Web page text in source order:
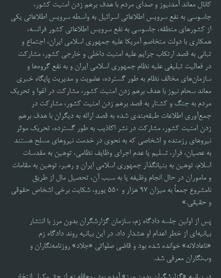
کانال معاند آمدنیوز و صدای مردم با هدف برهم زدن امنیت کشور،
جاسوسی به نفع سرویس اطلاعاتی اسرائیل به واسطه سرویس اطلاعاتی یکی
از کشورهای منطقه، جاسوسی به نفع سرویس اطلاعاتی کشور فرانسه،
همکاری با دولت متخاصم آمریکا علیه جمهوری اسلامی ایران، اجتماع و
تبانی به قصد ارتکاب جرایم علیه امنیت داخلی و خارجی کشور، مشارکت
در فعالیت تبلیغی علیه نظام جمهوری اسلامی ایران و به نفع گروه‌ها و
سازمان‌های مخالف نظام به طور گسترده، عضویت و مدیریت پایگاه خبری
معاند سحام نیوز با هدف برهم زدن امنیت کشور، مشارکت در اغوا و تحریک
مردم به جنگ و کشتار به قصد برهم زدن امنیت کشور، مشارکت در
جمع‌آوری اطلاعات طبقه‌بندی شده به قصد ارائه به دیگران با هدف برهم
زدن امنیت کشور، مشارکت در نشر اکاذیب به طور گسترده، تحریک موثر
نیروهای رزمنده و اشخاصی که به نحوی در خدمت نیروهای مسلح هستند
به عصیان، فرار، تسلیم یا عدم اجرای وظایف نظامی، توهین به مقدسات
اسلام، توهین به بنیانگذار جمهوری اسلامی ایران و رهبر، توهین به مقامات
و ماموران در حال انجام وظیفه یا به سبب آن، تحصیل مال از طریق
نامشروع جمعاً به میزان ۹۷ هزار و ۵۵۰ یورو، شکایت برخی اشخاص حقوقی
و حقیقی.»
پس از اولین جلسه دادگاه زم، سازمان گزارشگران بدون مرز با انتشار
بیانیه‌ای از خطر اعدام او هشدار داد. در این بیانیه روند دادگاه زم
«ناعادلانه» خوانده شده بود و قاضی صلواتی «جلاد» روزنامه‌نگاران و
وب‌نگاران معرفی شد.